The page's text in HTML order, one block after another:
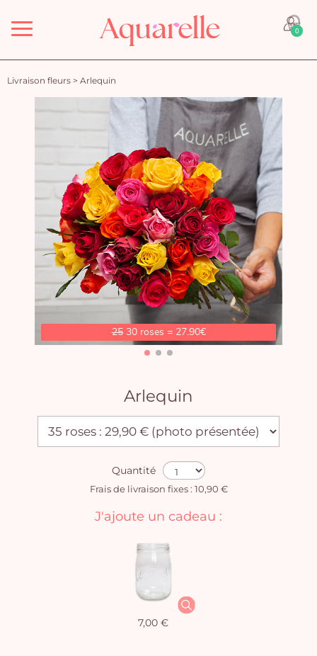
Menu 0
Livraison fleurs > Arlequin
2530 roses = 27.90€
Arlequin
Quantité
Frais de livraison fixes : 10,90 €
J'ajoute un cadeau :
7,00 €